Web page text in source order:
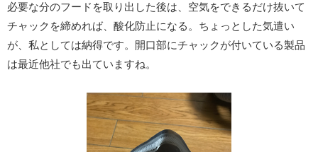
必要な分のフードを取り出した後は、空気をできるだけ抜いて
チャックを締めれば、酸化防止になる。ちょっとした気遣い
が、私としては納得です。開口部にチャックが付いている製品
は最近他社でも出ていますね。